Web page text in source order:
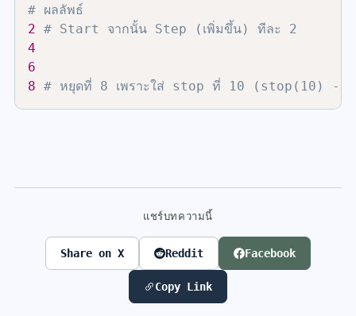
# ผลลัพธ์
2 # Start จากนั้น Step (เพิ่มขึ้น) ทีละ 2
4
6
8 # หยุดที่ 8 เพราะใส่ stop ที่ 10 (stop(10) -
แชร์บทความนี้
Share on X Reddit Facebook
Copy Link